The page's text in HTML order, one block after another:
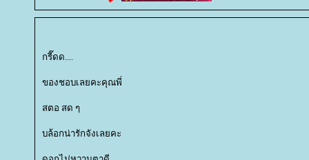
กรี๊ดด....
ของชอบเลยคะคุณพี่
สตอ สด ๆ
บล้อกน่ารักจังเลยคะ